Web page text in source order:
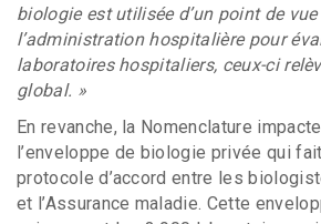
biologie est utilisée d’un point de
l’administration hospitalière pour
laboratoires hospitaliers, ceux-ci
global. »
En revanche, la Nomenclature
l’enveloppe de biologie privée qui fait
protocole d’accord entre les
et l’Assurance maladie. Cette